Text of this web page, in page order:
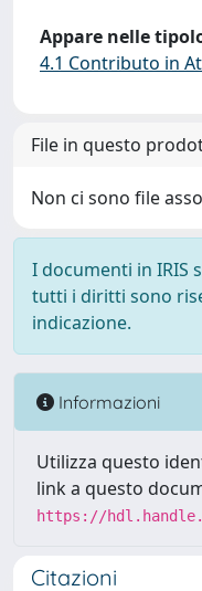
Appare nelle
4.1 Contributo in
File in questo
Non ci sono file
I documenti in IRIS
tutti i diritti sono
indicazione.
Informazioni
Utilizza questo
link a questo
https://
Citazioni